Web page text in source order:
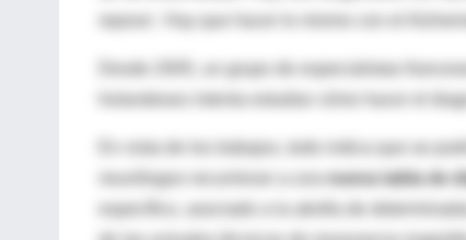
Desde 2005, un grupo de especialistas
holandeses intenta estudiar cómo hacer el
En vista de los trabajos, todo indica que se
neurólogos recurrieran a una
nueva tabla de
específico, asociado a la atrofia de